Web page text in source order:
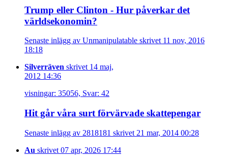
Trump eller Clinton - Hur påverkar det
världsekonomin?
Senaste inlägg av Unmanipulatable skrivet 11 nov, 2016
18:18
Silverräven skrivet 14 maj,
2012 14:36
visningar: 35056, Svar: 42
Hit går våra surt förvärvade skattepengar
Senaste inlägg av 2818181 skrivet 21 mar, 2014 00:28
Au skrivet 07 apr, 2026 17:44